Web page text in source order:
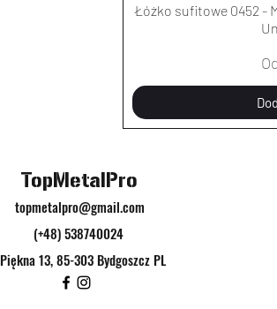
Łóżko sufitowe 0452 -
TopMetalPro
topmetalpro@gmail.com
(+48) 538740024
Piękna 13, 85-303 Bydgoszcz PL